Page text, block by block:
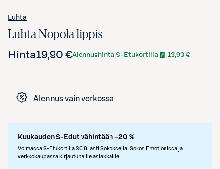
Luhta
Luhta Nopola lippis
Hinta19,90 €Alennushinta S-Etukortilla 13,93 €
Alennus vain verkossa
Kuukauden S-Edut vähintään –20 %
Voimassa S-Etukortilla 30.8. asti Sokoksella, Sokos Emotionissa ja
verkkokaupassa kirjautuneille asiakkaille.